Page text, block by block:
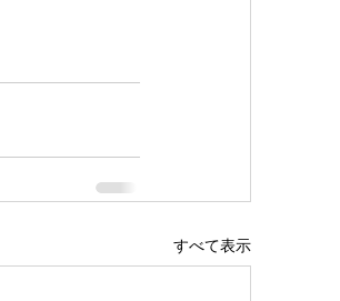
すべて表示